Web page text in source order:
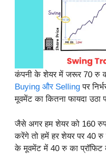
कंपनी के शेयर में जरूर 70 रु
Buying और Selling पर
मूवमेंट का कितना फायदा उठा
जैसे अगर हम शेयर को 160
करेंगे तो हमें हर शेयर पर 40 रु
के मूवमेंट में 40 रु का प्रॉफिट